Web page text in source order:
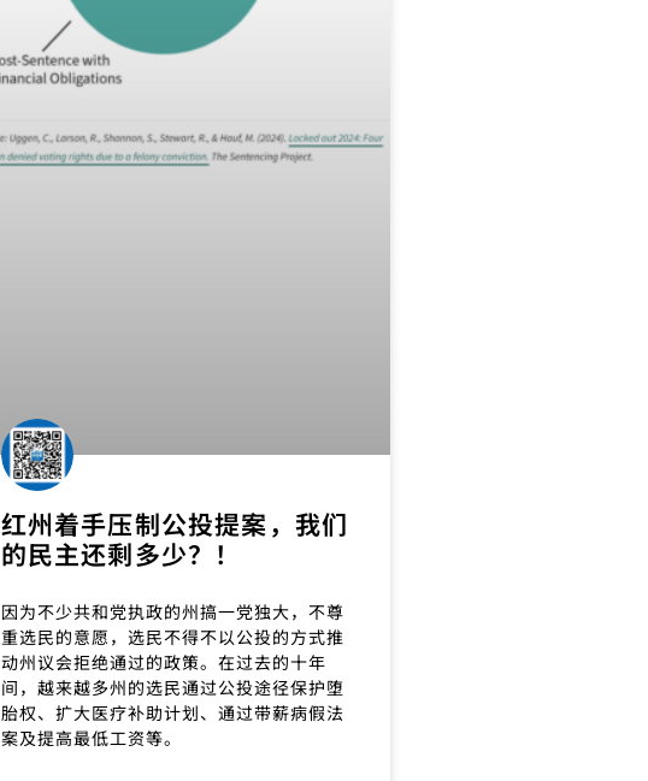
红州着手压制公投提案，我们
的民主还剩多少？！
因为不少共和党执政的州搞一党独大，不尊
重选民的意愿，选民不得不以公投的方式推
动州议会拒绝通过的政策。在过去的十年
间，越来越多州的选民通过公投途径保护堕
胎权、扩大医疗补助计划、通过带薪病假法
案及提高最低工资等。